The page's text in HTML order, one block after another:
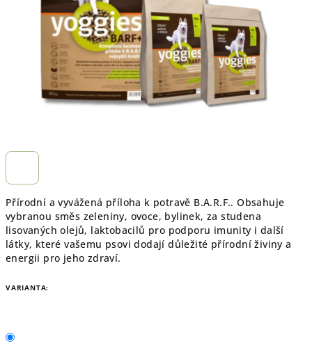
Přírodní a vyvážená příloha k potravě B.A.R.F.. Obsahuje
vybranou směs zeleniny, ovoce, bylinek, za studena
lisovaných olejů, laktobacilů pro podporu imunity i další
látky, které vašemu psovi dodají důležité přírodní živiny a
energii pro jeho zdraví.
VARIANTA: